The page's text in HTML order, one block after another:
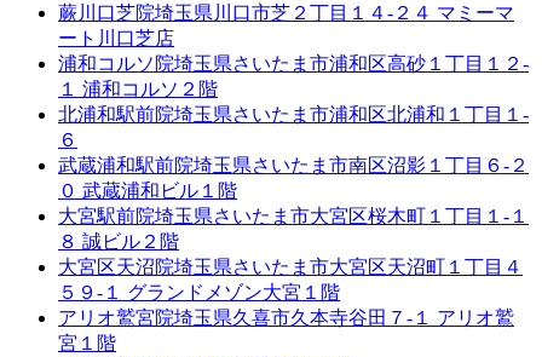
蕨川口芝院埼玉県川口市芝２丁目１４-２４ マミーマ
ート川口芝店
浦和コルソ院埼玉県さいたま市浦和区高砂１丁目１２-
１ 浦和コルソ２階
北浦和駅前院埼玉県さいたま市浦和区北浦和１丁目１-
６
武蔵浦和駅前院埼玉県さいたま市南区沼影１丁目６-２
０ 武蔵浦和ビル１階
大宮駅前院埼玉県さいたま市大宮区桜木町１丁目１-１
８ 誠ビル２階
大宮区天沼院埼玉県さいたま市大宮区天沼町１丁目４
５９-１ グランドメゾン大宮１階
アリオ鷲宮院埼玉県久喜市久本寺谷田７-１ アリオ鷲
宮１階